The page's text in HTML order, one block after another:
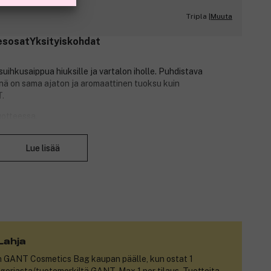
Tripla | Muuta
Yksityiskohdat
hiuksille ja vartalon iholle. Puhdistava
on sama ajaton ja aromaattinen tuoksu kuin
Lue lisää
GANT Cosmetics Bag kaupan päälle, kun ostat 1